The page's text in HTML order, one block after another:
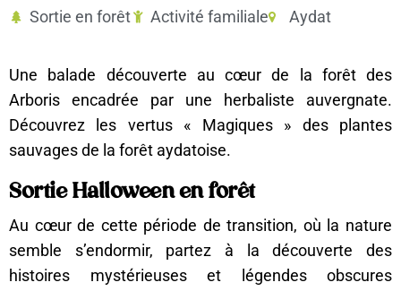
Sortie en forêt Activité familiale Aydat
Une balade découverte au cœur de la forêt des
Arboris encadrée par une herbaliste auvergnate.
Découvrez les vertus « Magiques » des plantes
sauvages de la forêt aydatoise.
Sortie Halloween en forêt
Au cœur de cette période de transition, où la nature
semble s’endormir, partez à la découverte des
histoires mystérieuses et légendes obscures